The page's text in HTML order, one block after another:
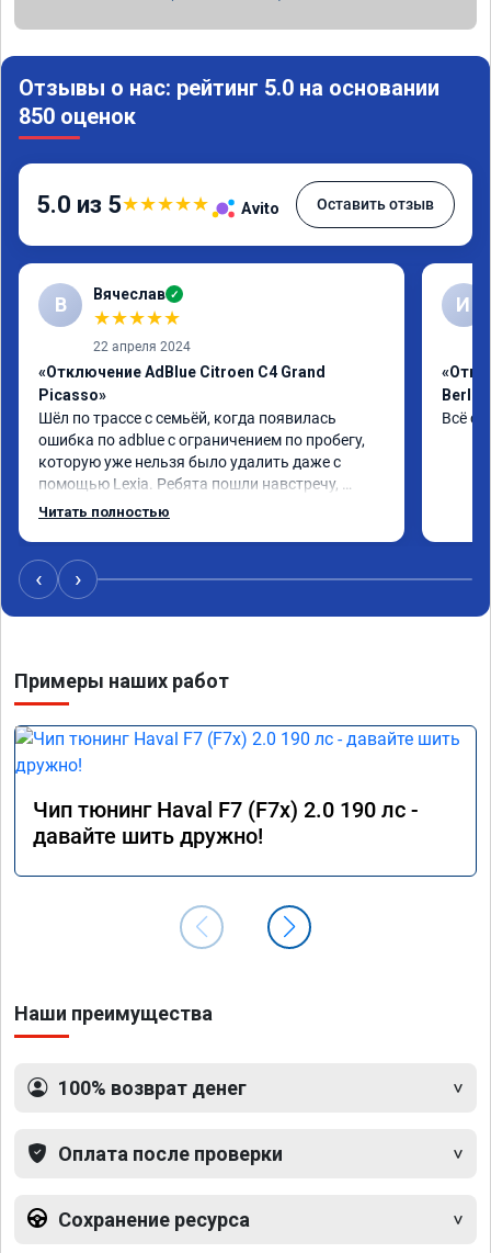
Отзывы о нас: рейтинг 5.0 на основании
850 оценок
5.0 из 5★★★★★ Avito Оставить отзыв
В Вячеслав ✓
★★★★★
22 апреля 2024
«Отключение AdBlue Citroen C4 Grand
Picasso»
Шёл по трассе с семьёй, когда появилась
ошибка по adblue с ограничением по пробегу,
которую уже нельзя было удалить даже с
помощью Lexia. Ребята пошли навстречу,
оперативно приняли и за час отшили как
Читать полностью
И
Всё
‹ ›
Примеры наших работ
Чип тюнинг Haval F7 (F7x) 2.0 190 лс -
давайте шить дружно!
Наши преимущества
100% возврат денег
Оплата после проверки
Сохранение ресурса